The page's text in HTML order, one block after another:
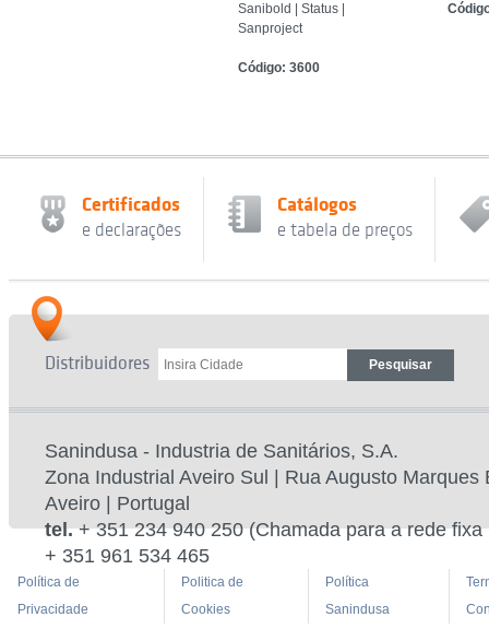
Sanibold | Status |
Sanproject
Código: 3600
Certificados
e declarações
Catálogos
e tabela de preços
Distribuidores
Sanindusa - Industria de Sanitários, S.A.
Zona Industrial Aveiro Sul | Rua Augusto Marques
Aveiro | Portugal
tel.+ 351 234 940 250 (Chamada para a rede fixa
+ 351 961 534 465
Política de
Privacidade
Politica de
Cookies
Política
Sanindusa